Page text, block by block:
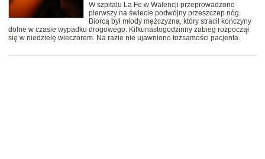
W szpitalu La Fe w Walencji przeprowadzono
pierwszy na świecie podwójny przeszczep nóg.
Biorcą był młody mężczyzna, który stracił kończyny
dolne w czasie wypadku drogowego. Kilkunastogodzinny zabieg rozpoczął
się w niedzielę wieczorem. Na razie nie ujawniono tożsamości pacjenta.